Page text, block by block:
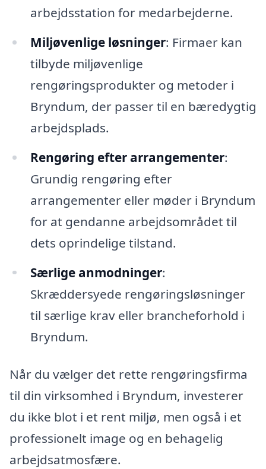
arbejdsstation for medarbejderne.
Miljøvenlige løsninger: Firmaer kan
tilbyde miljøvenlige
rengøringsprodukter og metoder i
Bryndum, der passer til en bæredygtig
arbejdsplads.
Rengøring efter arrangementer:
Grundig rengøring efter
arrangementer eller møder i Bryndum
for at gendanne arbejdsområdet til
dets oprindelige tilstand.
Særlige anmodninger:
Skræddersyede rengøringsløsninger
til særlige krav eller brancheforhold i
Bryndum.
Når du vælger det rette rengøringsfirma
til din virksomhed i Bryndum, investerer
du ikke blot i et rent miljø, men også i et
professionelt image og en behagelig
arbejdsatmosfære.